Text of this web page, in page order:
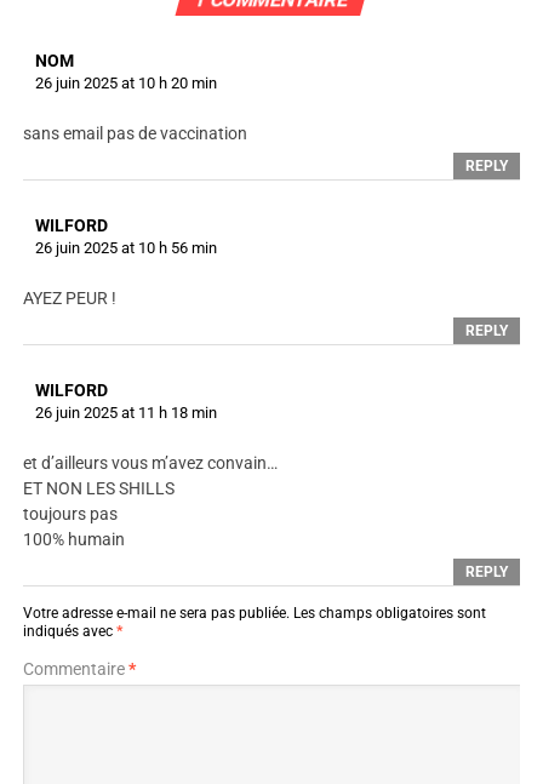
NOM
26 juin 2025 at 10 h 20 min
sans email pas de vaccination
REPLY
WILFORD
26 juin 2025 at 10 h 56 min
AYEZ PEUR !
REPLY
WILFORD
26 juin 2025 at 11 h 18 min
et d’ailleurs vous m’avez convain…
ET NON LES SHILLS
toujours pas
100% humain
REPLY
Votre adresse e-mail ne sera pas publiée. Les champs obligatoires sont
indiqués avec *
Commentaire*